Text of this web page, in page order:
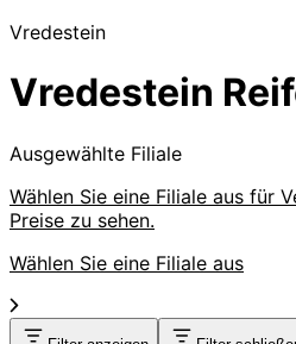
Vredestein
Vredestein
Ausgewählte Filiale
Wählen Sie eine Filiale aus für
Preise zu sehen.
Wählen Sie eine Filiale aus